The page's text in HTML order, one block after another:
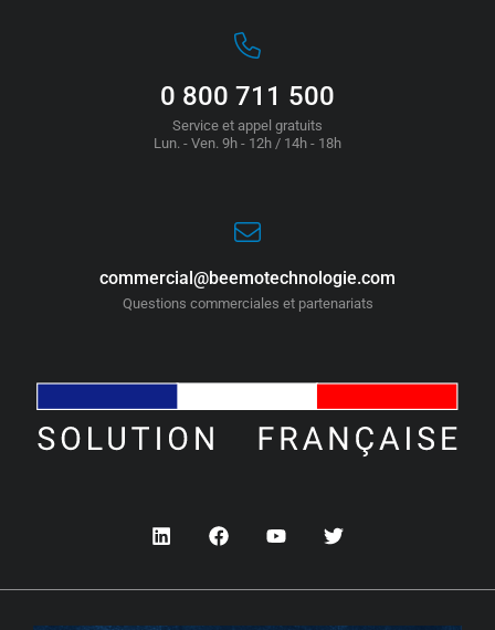
0 800 711 500
Service et appel gratuits
Lun. - Ven. 9h - 12h / 14h - 18h
commercial@beemotechnologie.com
Questions commerciales et partenariats